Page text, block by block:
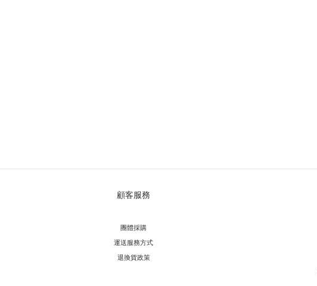
顧客服務
團體採購
運送服務方式
退換貨政策